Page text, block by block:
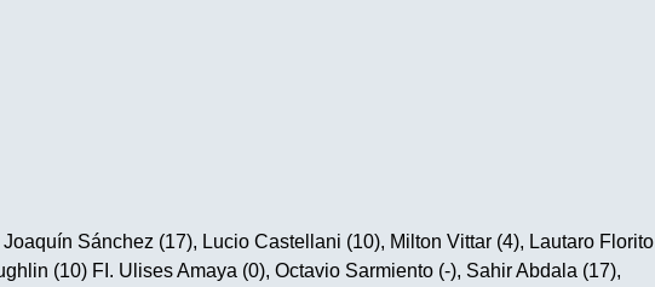
Sánchez (17), Lucio Castellani (10), Milton Vittar (4), Lautaro Florito
(10) FI. Ulises Amaya (0), Octavio Sarmiento (-), Sahir Abdala (17),